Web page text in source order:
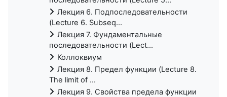
Лекция 6. Подпоследовательности
(Lecture 6. Subseq...
Лекция 7. Фундаментальные
последовательности (Lect...
Коллоквиум
Лекция 8. Предел функции (Lecture 8.
The limit of ...
Лекция 9. Свойства предела функции